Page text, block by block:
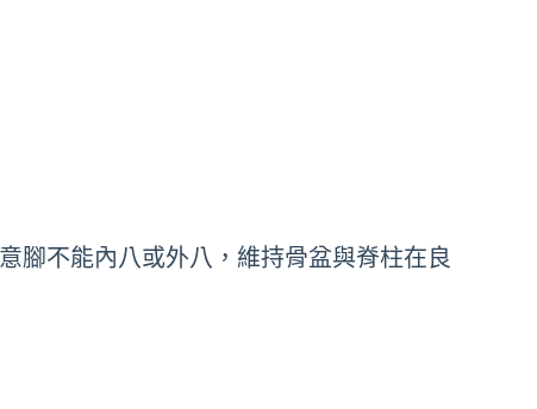
腳不能內八或外八，維持骨盆與脊柱在良